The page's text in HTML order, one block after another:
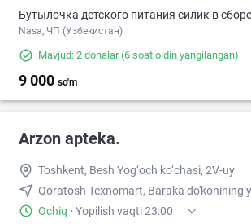
Бутылочка детского питания силик в
Nasa, ЧП (Узбекистан)
Mavjud: 2 donalar(6 soat oldin yangilangan)
9 000 so'm
Arzon apteka.
Toshkent, Besh Yog‘och ko‘chasi, 2V-uy
Qoratosh Texnomart, Baraka do'konining
Ochiq · Yopilish vaqti 23:00